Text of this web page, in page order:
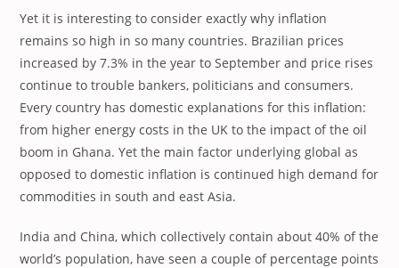
Yet it is interesting to consider exactly why inflation
remains so high in so many countries. Brazilian prices
increased by 7.3% in the year to September and price rises
continue to trouble bankers, politicians and consumers.
Every country has domestic explanations for this inflation:
from higher energy costs in the UK to the impact of the oil
boom in Ghana. Yet the main factor underlying global as
opposed to domestic inflation is continued high demand for
commodities in south and east Asia.
India and China, which collectively contain about 40% of the
world’s population, have seen a couple of percentage points